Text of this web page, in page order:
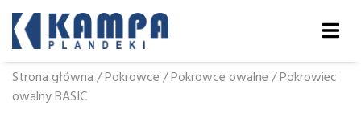
Strona główna/Pokrowce/Pokrowce owalne/Pokrowiec
owalny BASIC